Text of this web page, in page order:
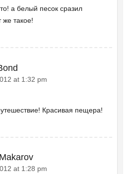
а белый песок сразил
же такое!
at 1:32 pm
Красивая пещера!
at 1:28 pm